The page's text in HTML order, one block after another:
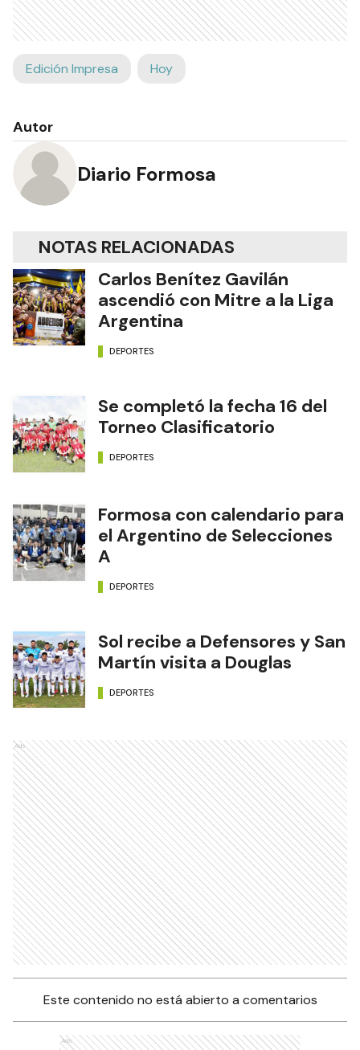
Edición Impresa Hoy
Autor
Diario Formosa
NOTAS RELACIONADAS
Carlos Benítez Gavilán
ascendió con Mitre a la Liga
Argentina
DEPORTES
Se completó la fecha 16 del
Torneo Clasificatorio
DEPORTES
Formosa con calendario para
el Argentino de Selecciones
A
DEPORTES
Sol recibe a Defensores y San
Martín visita a Douglas
DEPORTES
Ads
Este contenido no está abierto a comentarios
Ads